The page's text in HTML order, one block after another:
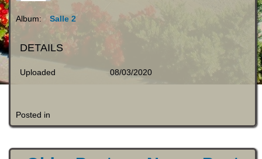
Album: Salle 2
DETAILS
Uploaded 08/03/2020
Posted in